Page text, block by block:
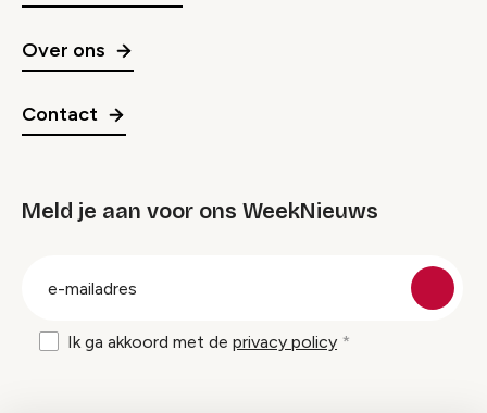
Over ons
Contact
Meld je aan voor ons WeekNieuws
Ik ga akkoord met de privacy policy